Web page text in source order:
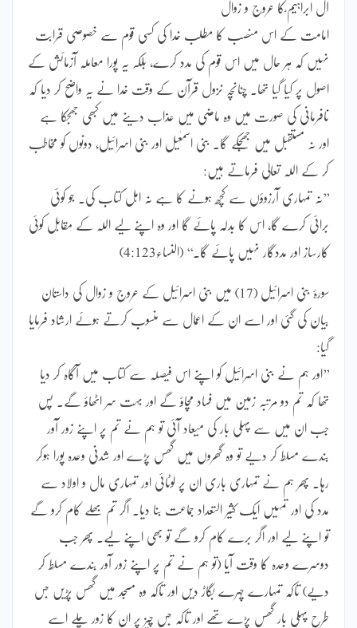
آل ابراہیم ؑکا عروج و زوال
امامت کے اس منصب کا مطلب خدا کی کسی قوم سے خصوصی قرابت
نہیں کہ ہر حال میں اس قوم کی مدد کرے، بلکہ یہ پورا معاملہ آزمائش کے
اصول پر کیا گیا تھا۔ چنانچہ نزول قرآن کے وقت خدا نے یہ واضح کر دیا کہ
نافرمانی کی صورت میں وہ ماضی میں عذاب دینے میں کبھی جھجکا ہے
اور نہ مستقبل میں جھجکے گا۔ بنی اسمٰعیل اور بنی اسرائیل، دونوں کو مخاطب
کر کے اللہ تعالیٰ فرماتے ہیں:
’’نہ تمہاری آرزوؤں سے کچھ ہونے کا ہے نہ اہل کتاب کی۔ جو کوئی
برائی کرے گا، اس کا بدلہ پائے گا اور وہ اپنے لیے اللہ کے مقابل کوئی
کارساز اور مددگار نہیں پائے گا۔‘‘ (النساء4:123)
سورۂ بنی اسرائیل (17) میں بنی اسرائیل کے عروج و زوال کی داستان
بیان کی گئی اور اسے ان کے اعمال سے منسوب کرتے ہوئے ارشاد فرمایا
گیا:
’’اور ہم نے بنی اسرائیل کو اپنے اس فیصلہ سے کتاب میں آگاہ کر دیا
تھا کہ تم دو مرتبہ زمین میں فساد مچاؤ گے اور بہت سر اٹھاؤ گے۔ پس
جب ان میں سے پہلی بار کی میعاد آئی تو ہم نے تم پر اپنے زور آور
بندے مسلط کر دیے تو وہ گھروں میں گھس پڑے اور شدنی وعدہ پورا ہوکر
رہا۔ پھر ہم نے تمہاری باری ان پر لوٹائی اور تمہاری مال و اولاد سے
مدد کی اور تمہیں ایک کثیر التعداد جماعت بنا دیا۔ اگر تم بھلے کام کرو گے
تو اپنے لیے اور اگر برے کام کرو گے تو بھی اپنے لیے۔ پھر جب
دوسرے وعدہ کا وقت آیا (تو ہم نے تم پر اپنے زور آور بندے مسلط کر
دیے) تاکہ تمہارے چہرے بگاڑ دیں اور تاکہ وہ مسجد میں گھس پڑیں جس
طرح پہلی بار گھس پڑے تھے اور تاکہ جس چیز پر ان کا زور چلے اسے